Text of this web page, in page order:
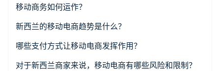
移动商务如何运作？
新西兰的移动电商趋势是什么？
哪些支付方式让移动电商发挥作用？
对于新西兰商家来说，移动电商有哪些风险和限制？